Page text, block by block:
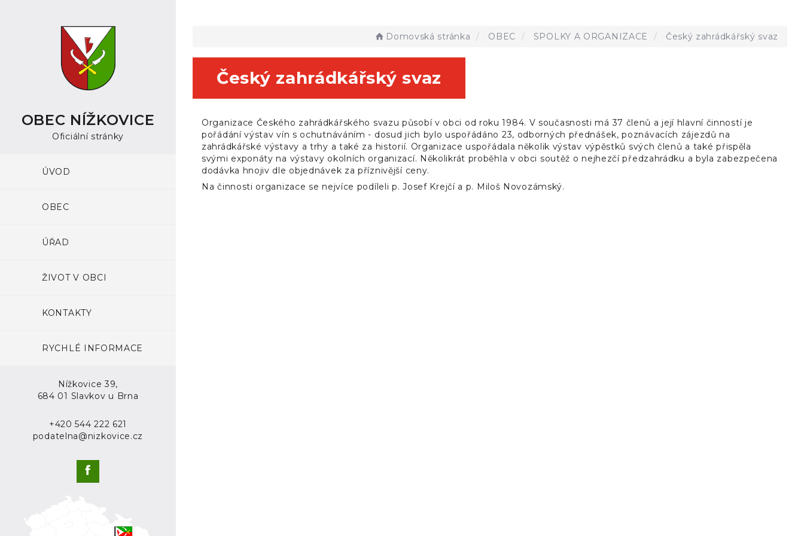
OBEC NÍŽKOVICE
Oficiální stránky
ÚVOD
OBEC
ÚŘAD
ŽIVOT V OBCI
KONTAKTY
RYCHLÉ INFORMACE
Nížkovice 39,
684 01 Slavkov u Brna
+420 544 222 621
podatelna@nizkovice.cz
Domovská stránka OBEC SPOLKY A ORGANIZACE Český zahrádkářský svaz
Český zahrádkářský svaz
Organizace Českého zahrádkářského svazu působí v obci od roku 1984. V současnosti má 37 členů a její hlavní činností je
pořádání výstav vín s ochutnáváním - dosud jich bylo uspořádáno 23, odborných přednášek, poznávacích zájezdů na
zahrádkářské výstavy a trhy a také za historií. Organizace uspořádala několik výstav výpěstků svých členů a také přispěla
svými exponáty na výstavy okolních organizací. Několikrát proběhla v obci soutěž o nejhezčí předzahrádku a byla zabezpečena
dodávka hnojiv dle objednávek za příznivější ceny.
Na činnosti organizace se nejvíce podíleli p. Josef Krejčí a p. Miloš Novozámský.